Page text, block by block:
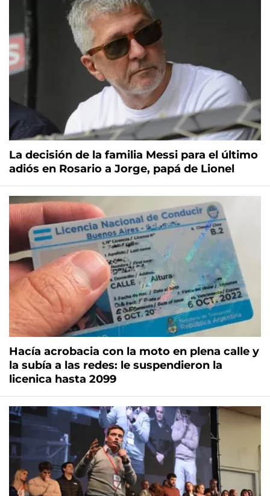
La decisión de la familia Messi para el último
adiós en Rosario a Jorge, papá de Lionel
Hacía acrobacia con la moto en plena calle y
la subía a las redes: le suspendieron la
licenica hasta 2099